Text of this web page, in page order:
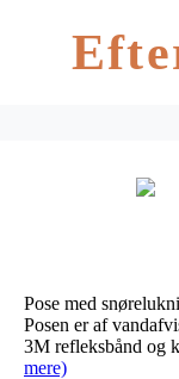
Pose med
Posen er af
3M refleksbånd og
mere)